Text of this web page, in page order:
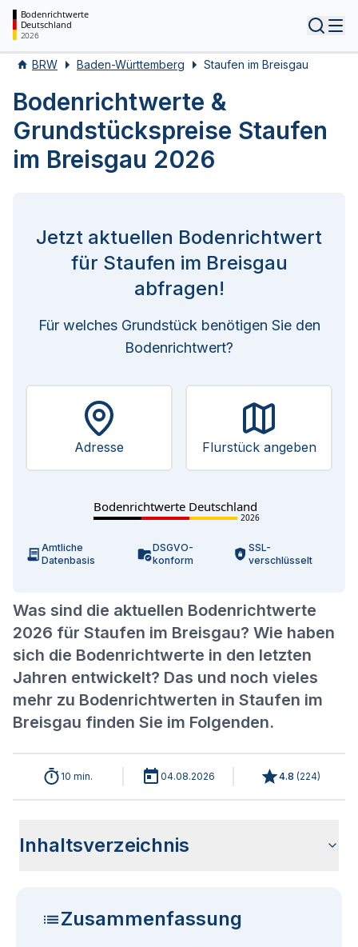
Bodenrichtwerte
Deutschland
2026
BRW Baden-Württemberg Staufen im Breisgau
Bodenrichtwerte &
Grundstückspreise Staufen
im Breisgau 2026
Was sind die aktuellen Bodenrichtwerte
2026 für Staufen im Breisgau? Wie haben
sich die Bodenrichtwerte in den letzten
Jahren entwickelt? Das und noch vieles
mehr zu Bodenrichtwerten in Staufen im
Breisgau finden Sie im Folgenden.
Jetzt aktuellen Bodenrichtwert
für Staufen im Breisgau
abfragen!
Für welches Grundstück benötigen Sie den
Bodenrichtwert?
Adresse Flurstück angeben
Bodenrichtwerte Deutschland
2026
Amtliche
Datenbasis
DSGVO-
konform
SSL-
verschlüsselt
10 min. 04.08.2026 4.8 (224)
Inhaltsverzeichnis
Zusammenfassung